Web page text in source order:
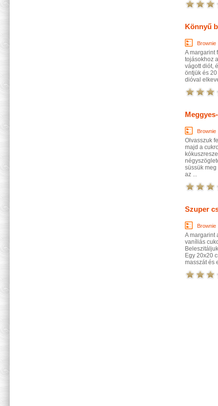
Könnyű
Brownie
A margarint
tojásokhoz
vágott diót,
öntjük és
dióval
Brownie
Olvasszuk
majd a
süssük meg
az ...
Szuper
Brownie
A margarint
vaníliás
Egy 20x20
masszát és